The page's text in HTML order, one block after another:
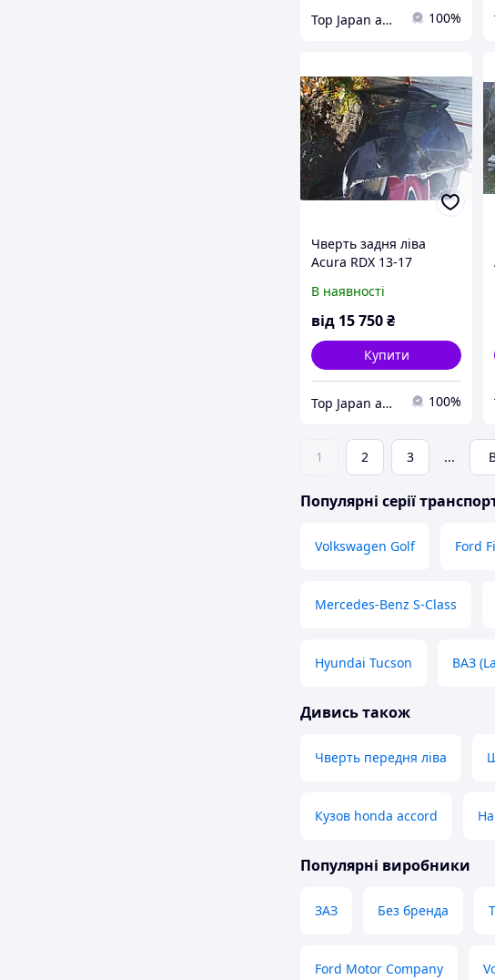
Top Japan autoparts 100%
Чверть задня ліва
Acura RDX 13-17
В наявності
від 15 750₴
Купити
Top Japan autoparts 100%
1 2 3 ...
Популярні серії
Volkswagen Golf Ford
Mercedes-Benz S-Class
Hyundai Tucson ВАЗ
Дивись також
Чверть передня ліва
Кузов honda accord
Популярні виробники
ЗАЗ Без бренда
Ford Motor Company